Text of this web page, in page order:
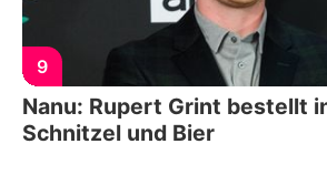
9
Nanu: Rupert Grint bestellt
Schnitzel und Bier